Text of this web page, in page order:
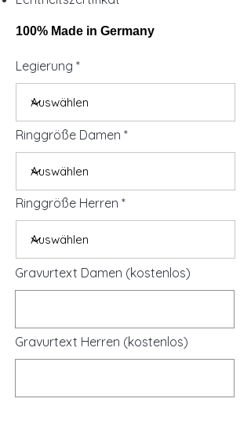
100% Made in Germany
Legierung
Ringgröße Damen
Ringgröße Herren
Gravurtext Damen (kostenlos)
Gravurtext Herren (kostenlos)